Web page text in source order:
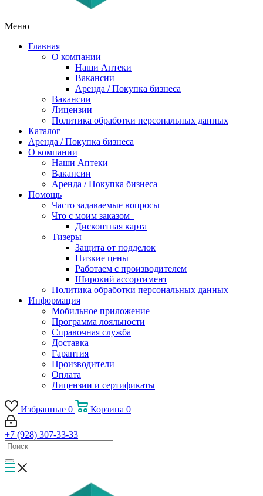
Меню
Главная
О компании
Наши Аптеки
Вакансии
Аренда / Покупка бизнеса
Вакансии
Лицензии
Политика обработки персональных данных
Каталог
Аренда / Покупка бизнеса
О компании
Наши Аптеки
Вакансии
Аренда / Покупка бизнеса
Помощь
Часто задаваемые вопросы
Что с моим заказом
Дисконтная карта
Тизеры
Защита от подделок
Низкие цены
Работаем с производителем
Широкий ассортимент
Политика обработки персональных данных
Информация
Мобильное приложение
Программа лояльности
Справочная служба
Доставка
Гарантия
Производители
Оплата
Лицензии и сертификаты
Избранные 0 Корзина 0
+7 (928) 307-33-33